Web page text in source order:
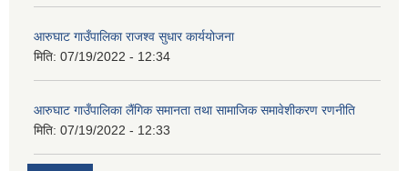
आरुघाट गाउँपालिका राजश्व सुधार कार्ययोजना
मिति: 07/19/2022 - 12:34
आरुघाट गाउँपालिका लैंगिक समानता तथा सामाजिक समावेशीकरण रणनीति
मिति: 07/19/2022 - 12:33